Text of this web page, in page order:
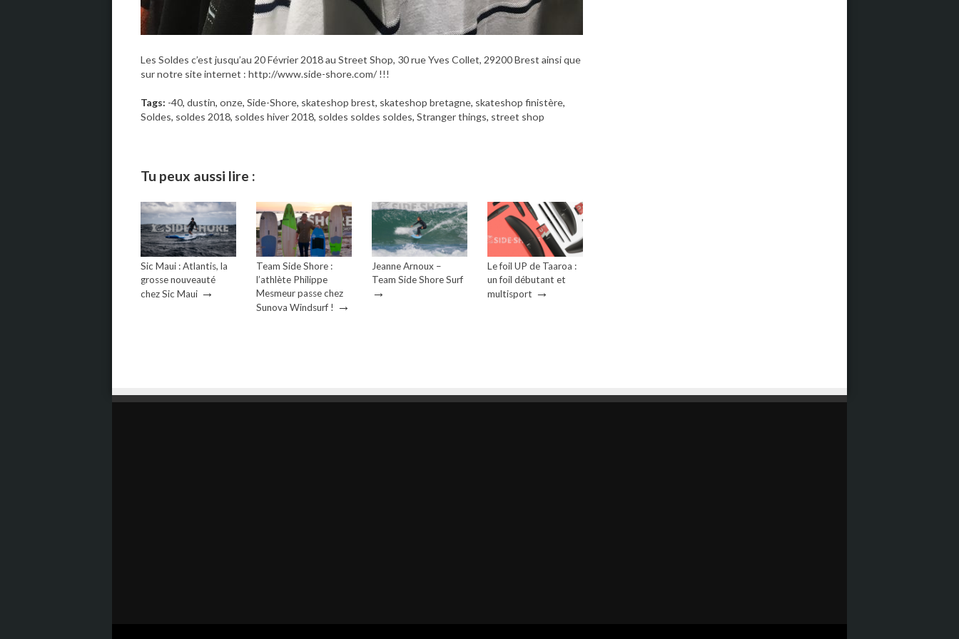
Les Soldes c’est jusqu’au 20 Février 2018 au Street Shop, 30 rue Yves Collet, 29200 Brest ainsi que
sur notre site internet : http://www.side-shore.com/ !!!
Tags: -40, dustin, onze, Side-Shore, skateshop brest, skateshop bretagne, skateshop finistère,
Soldes, soldes 2018, soldes hiver 2018, soldes soldes soldes, Stranger things, street shop
Tu peux aussi lire :
Sic Maui : Atlantis, la
grosse nouveauté
chez Sic Maui →
Team Side Shore :
l’athlète Philippe
Mesmeur passe chez
Sunova Windsurf ! →
Jeanne Arnoux –
Team Side Shore Surf
→
Le foil UP de Taaroa :
un foil débutant et
multisport →